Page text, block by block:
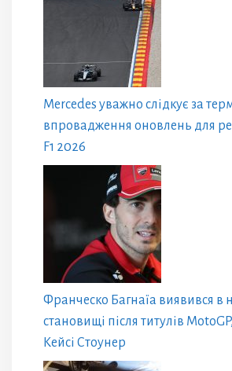
Mercedes уважно слідкує за
впровадження оновлень для
F1 2026
Франческо Багнаїа виявився в
становищі після титулів
Кейсі Стоунер